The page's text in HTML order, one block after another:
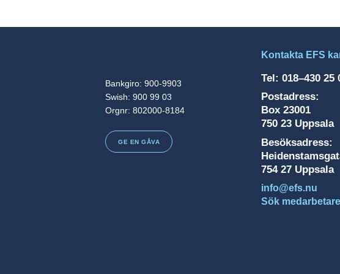
Bankgiro: 900-9903
Swish: 900 99 03
Orgnr: 802000-8184
GE EN GÅVA
Kontakta EFS
Tel: 018–430 25
Postadress:
Box 23001
750 23 Uppsala
Besöksadress:
754 27 Uppsala
info@efs.nu
Sök medarbetare